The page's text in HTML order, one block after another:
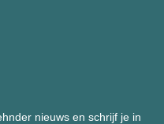
nieuws en schrijf je in